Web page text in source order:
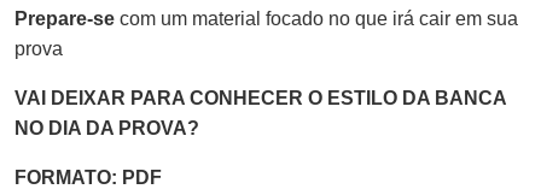
Prepare-se com um material focado no que irá cair em sua
prova
VAI DEIXAR PARA CONHECER O ESTILO DA BANCA
NO DIA DA PROVA?
FORMATO: PDF